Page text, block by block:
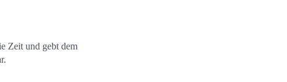
Zeit und gebt dem